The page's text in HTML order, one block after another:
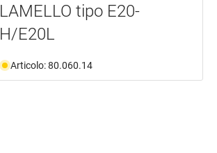
LAMELLO tipo E20-
H/E20L
Articolo: 80.060.14